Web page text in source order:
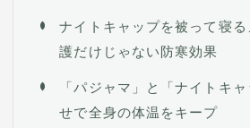
ナイトキャップを被って寝
護だけじゃない防寒効果
「パジャマ」と「ナイトキ
せで全身の体温をキープ